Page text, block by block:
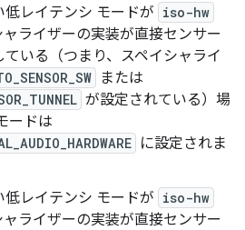
レイテンシ モードが iso-hw
ライザーの実装が直接センサー
いる（つまり、スペイシャライ
または
が設定されている）場
ードは
に設定されま
レイテンシ モードが iso-hw
ライザーの実装が直接センサー